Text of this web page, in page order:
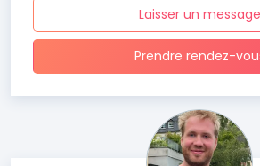
Laisser un message
Prendre rendez-